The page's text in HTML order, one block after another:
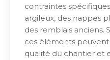
contraintes
argileux, des nappes
des remblais anciens.
ces éléments
qualité du chantier et